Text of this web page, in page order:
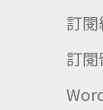
訂
訂